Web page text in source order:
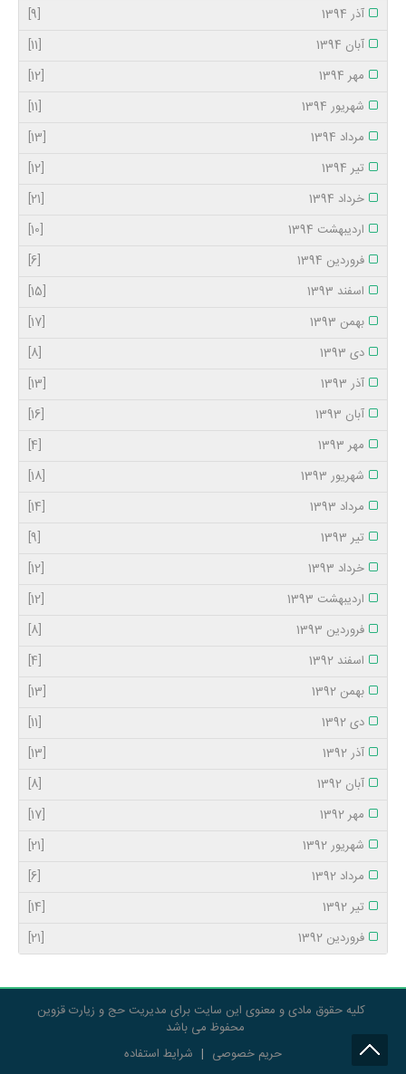
آذر 1394
[9]
آبان 1394
[11]
مهر 1394
[12]
شهریور 1394
[11]
مرداد 1394
[13]
تیر 1394
[12]
خرداد 1394
[21]
اردیبهشت 1394
[10]
فروردین 1394
[6]
اسفند 1393
[15]
بهمن 1393
[17]
دی 1393
[8]
آذر 1393
[13]
آبان 1393
[16]
مهر 1393
[4]
شهریور 1393
[18]
مرداد 1393
[14]
تیر 1393
[9]
خرداد 1393
[12]
اردیبهشت 1393
[12]
فروردین 1393
[8]
اسفند 1392
[4]
بهمن 1392
[13]
دی 1392
[11]
آذر 1392
[13]
آبان 1392
[8]
مهر 1392
[17]
شهریور 1392
[21]
مرداد 1392
[6]
تیر 1392
[14]
فروردین 1392
[21]
کلیه حقوق مادی و معنوی این سایت برای مدیریت حج و زیارت قزوین
محفوظ می باشد
حریم خصوصی | شرایط استفاده